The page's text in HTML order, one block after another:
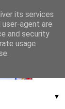
▼
its services
user-agent are
and security
usage